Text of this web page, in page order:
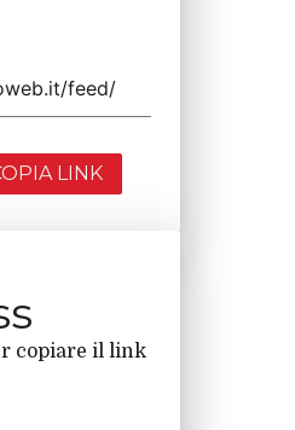
LINK
copiare il link